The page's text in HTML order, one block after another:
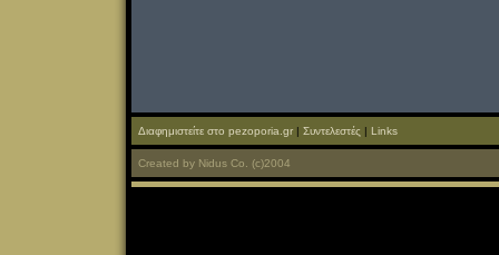
Διαφημιστείτε στο pezoporia.gr | Συντελεστές | Links
Created by Nidus Co. (c)2004